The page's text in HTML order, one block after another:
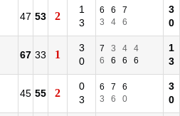
47 53 2
1
3
6 6
7
3
4 6
3
0
67 33 1
3
0
7 3 4
4
6
6 6 6
1
3
45 55 2
0
3
6 7
6
3
6 0
3
0